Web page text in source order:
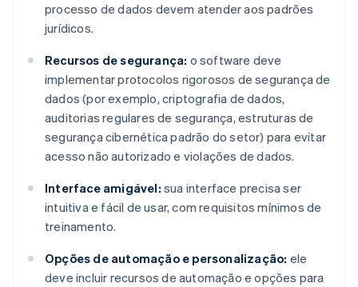
processo de dados devem atender aos padrões
jurídicos.
Recursos de segurança: o software deve
implementar protocolos rigorosos de segurança de
dados (por exemplo, criptografia de dados,
auditorias regulares de segurança, estruturas de
segurança cibernética padrão do setor) para evitar
acesso não autorizado e violações de dados.
Interface amigável: sua interface precisa ser
intuitiva e fácil de usar, com requisitos mínimos de
treinamento.
Opções de automação e personalização: ele
deve incluir recursos de automação e opções para